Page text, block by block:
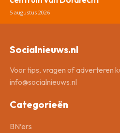
5 augustus 2026
Socialnieuws.nl
Voor tips, vragen of adverteren
info@socialnieuws.nl
Categorieën
BN’ers